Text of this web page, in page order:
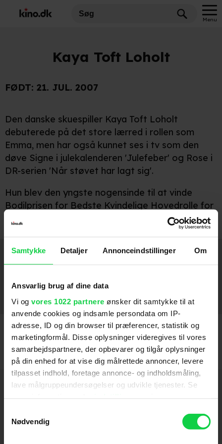
Samtykke Detaljer Annonceindstillinger Om
Ansvarlig brug af dine data
Vi og vores 1022 partnere ønsker dit samtykke til at
anvende cookies og indsamle persondata om IP-
adresse, ID og din browser til præferencer, statistik og
marketingformål. Disse oplysninger videregives til vores
samarbejdspartnere, der opbevarer og tilgår oplysninger
på din enhed for at vise dig målrettede annoncer, levere
tilpasset indhold, foretage annonce- og indholdsmåling,
lave målgruppeundersøgelser og udvikle tjenester. Se
tilbage eller ændre indstillinger fra vores
"Cookiedeklaration", eller ved at trykke på "Privacy
Nødvendig
Menu
Kaya Toft Loholt
FØDT: 21. JUL. 2007
Den danske skuespiller Kaya Toft Loholt
debuterede på det store lærred i rollen som
Emma, men har også kunnet ses i tv som den
døve Signe i julekalenderen 'Julefeber' og Rose i
DR-serien 'Når støvet har lagt sig'.
Hun blev den yngste nogensinde til at vinde
Bodilprisen for Bedste Kvindelige Hovedrolle for
Medvirker
En helt almindelig familie 2020
Hold dig opdateret
Send